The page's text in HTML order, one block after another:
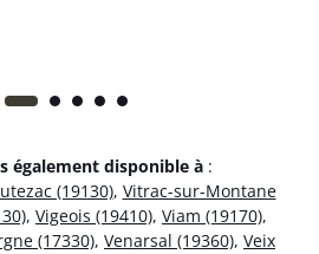
également disponible à :
(19130), Vitrac-sur-Montane
, Vigeois (19410), Viam (19170),
(17330), Venarsal (19360), Veix